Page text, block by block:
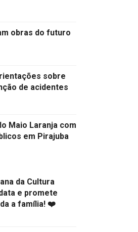
obras do futuro
sobre
de acidentes
Maio Laranja com
em Pirajuba
da Cultura
e promete
a família! ❤️